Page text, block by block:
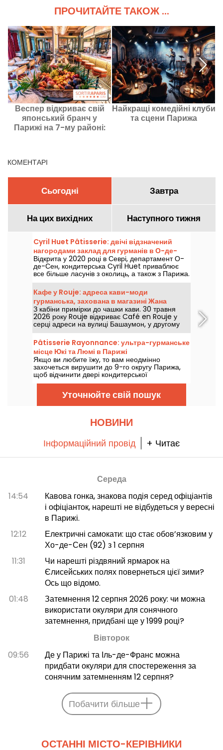
ПРОЧИТАЙТЕ ТАКОЖ ...
Веспер відкриває свій
японський бранч у
Парижі на 7-му районі:
Найкращі комедійні клуби
та сцени Парижа
КОМЕНТАРІ
Сьогодні Завтра
На цих вихідних Наступного тижня
Cyril Huet Pâtisserie: двічі відзначений
нагородами заклад для гурманів в О-де-
Сен
Відкрита у 2020 році в Севрі, департамент О-
де-Сен, кондитерська Cyril Huet приваблює
все більше ласунів з околиць, а також з Парижа.
Варто зазначити, що цей гастрономічний
заклад отримав дві нагороди лише за три
місяці!
Кафе у Rouje: адреса кави-моди
гурманська, захована в магазині Жана
Дамаса у Парижі
З кабіни примірки до чашки кави. 30 травня
2026 року Rouje відкриває Café en Rouje у
серці адреси на вулиці Башаумон, у другому
окрузі Парижа. Від примірочних до прилавку,
від помади до глибокого чорного, Жан Дамас
підписує нову зустріч, де мода смакують так
само, як її носять.
Pâtisserie Rayonnance: ультра-гурманське
місце Юкі та Люмі в Парижі
Якщо ви любите їжу, то вам неодмінно
захочеться вирушити до 9-го округу Парижа,
щоб відчинити двері кондитерської
Rayonnance, найпершої паризької адреси від
Юкі Хаято та Лумі Хачія.
Уточнюйте свій пошук
НОВИНИ
Інформаційний провід + Читає
Середа
14:54
Кавова гонка, знакова подія серед офіціантів
і офіціанток, нарешті не відбудеться у вересні
в Парижі.
12:12
Електричні самокати: що стає обов’язковим у
Хо-де-Сен (92) з 1 серпня
11:31
Чи нарешті різдвяний ярмарок на
Єлисейських полях повернеться цієї зими?
Ось що відомо.
01:48
Затемнення 12 серпня 2026 року: чи можна
використати окуляри для сонячного
затемнення, придбані ще у 1999 році?
Вівторок
09:56
Де у Парижі та Іль-де-Франс можна
придбати окуляри для спостереження за
сонячним затемненням 12 серпня?
Побачити більше
ОСТАННІ МІСТО-КЕРІВНИКИ